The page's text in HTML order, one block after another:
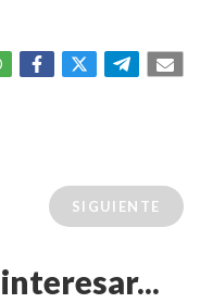
SIGUIENTE